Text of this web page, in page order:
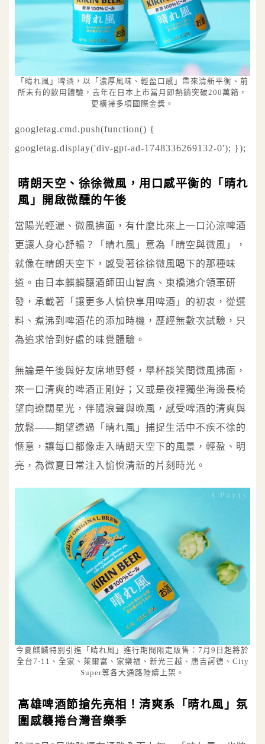
「晴れ風」啤酒，以「濃厚風味、輕盈口感」帶來清新平衡、前
所未有的飲用體驗，去年在日本上市當月即熱銷突破200萬箱，
更橫掃多項國際金獎。
googletag.cmd.push(function() {
googletag.display('div-gpt-ad-1748336269132-0'); });
晴朗天空、徐徐微風，用口感平衡的「晴れ
風」開啟微醺的午後
當陽光輕灑、微風拂面，有什麼比來上一口沁涼啤酒
更讓人身心舒暢？「晴れ風」意為「晴空與微風」，
就像在晴朗天空下，感受著徐徐微風喝下的那種味
道。由日本麒麟釀酒師田山智廣、東橋鴻介領軍研
發，承載著「讓更多人愉快享用啤酒」的初衷，從選
料、煮沸到啤酒花的添加時機，歷經無數次試驗，只
為追求恰到好處的味覺體驗。
無論是午後與好友席地野餐，舉杯談笑間微風拂面，
來一口清爽的啤酒正剛好；又或是夜裡獨坐海邊長椅
望向遼闊星光，伴隨浪聲與晚風，感受啤酒的清爽與
放鬆——期望透過「晴れ風」捕捉生活中不疾不徐的
愜意，讓每口都像走入晴朗天空下的風景，輕盈、明
亮，為微夏日常注入愉悅清新的片刻時光。
今夏麒麟特別引進「晴れ風」進行期間限定販售：7月9日起將於
全台7-11、全家、萊爾富、家樂福、新光三越、唐吉訶德、City
Super等各大通路陸續上架。
高雄啤酒節搶先亮相！清爽系「晴れ風」氛
圍感襲捲台灣音樂季